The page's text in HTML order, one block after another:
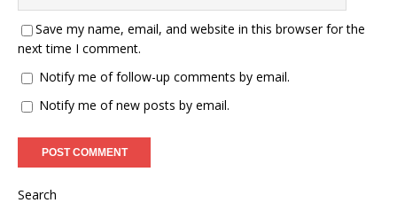
Save my name, email, and website in this browser for the
next time I comment.
Notify me of follow-up comments by email.
Notify me of new posts by email.
Search